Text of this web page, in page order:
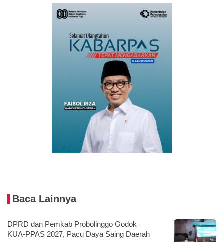
Baca Lainnya
DPRD dan Pemkab Probolinggo Godok
KUA-PPAS 2027, Pacu Daya Saing Daerah